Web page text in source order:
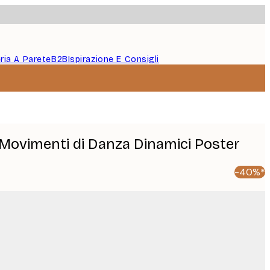
A PareteB2BIspirazione E Consigli
di Danza Dinamici Poster
-40%*